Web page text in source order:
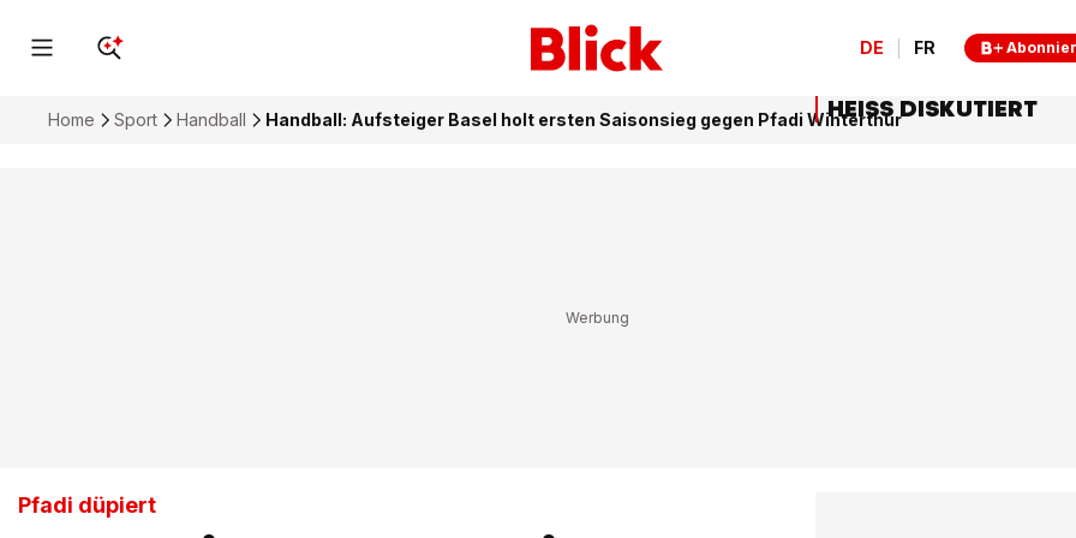
DE FR
Home Sport Handball Handball: Aufsteiger Basel holt ersten Saisonsieg gegen Pfadi Winterthur
Pfadi düpiert
HEISS DISKUTIERT